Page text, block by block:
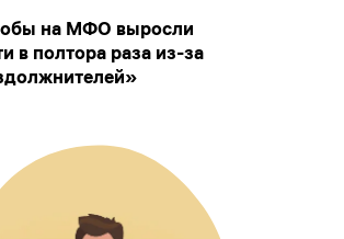
на МФО выросли
в полтора раза из-за